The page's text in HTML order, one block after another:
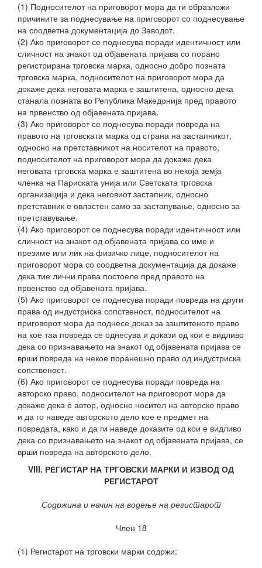
(1) Подносителот на приговорот мора да ги образложи
причините за поднесување на приговорот со поднесување
на соодветна документација до Заводот.
(2) Ако приговорот се поднесува поради идентичност или
сличност на знакот од објавената пријава со порано
регистрирана трговска марка, односно добро позната
трговска марка, подносителот на приговорот мора да
докаже дека неговата марка е заштитена, односно дека
станала позната во Република Македонија пред правото
на првенство од објавената пријава.
(3) Ако приговорот се поднесува поради повреда на
правото на трговската марка од страна на застапникот,
односно на претставникот на носителот на правото,
подносителот на приговорот мора да докаже дека
неговата трговска марка е заштитена во некоја земја
членка на Париската унија или Светската трговска
организација и дека неговиот застапник, односно
претставник е овластен само за застапување, односно за
претставување.
(4) Ако приговорот се поднесува поради идентичност или
сличност на знакот од објавената пријава со име и
презиме или лик на физичко лице, подносителот на
приговорот мора со соодветна документација да докаже
дека тие лични права постоеле пред правото на
првенство од објавената пријава.
(5) Ако приговорот се поднесува поради повреда на други
права од индустриска сопственост, подносителот на
приговорот мора да поднесе доказ за заштитеното право
на кое таа повреда се однесува и докази од кои е видливо
дека со признавањето на знакот од објавената пријава се
врши повреда на некое поранешно право од индустриска
сопственост.
(6) Ако приговорот се поднесува поради повреда на
авторско право, подносителот на приговорот мора да
докаже дека е автор, односно носител на авторско право
и да го наведе авторското дело кое е предмет на
повредата, како и да ги наведе доказите од кои е видливо
дека со признавањето на знакот од објавената пријава, се
врши повреда на авторското дело.
VIII. РЕГИСТАР НА ТРГОВСКИ МАРКИ И ИЗВОД ОД
РЕГИСТАРОТ
Содржина и начин на водење на регистарот
Член 18
(1) Регистарот на трговски марки содржи: